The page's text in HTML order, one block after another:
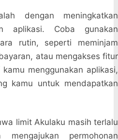
dengan meningkatkan
aplikasi. Coba gunakan
rutin, seperti meminjam
atau mengakses fitur
menggunakan aplikasi,
kamu untuk mendapatkan
limit Akulaku masih terlalu
permohonan